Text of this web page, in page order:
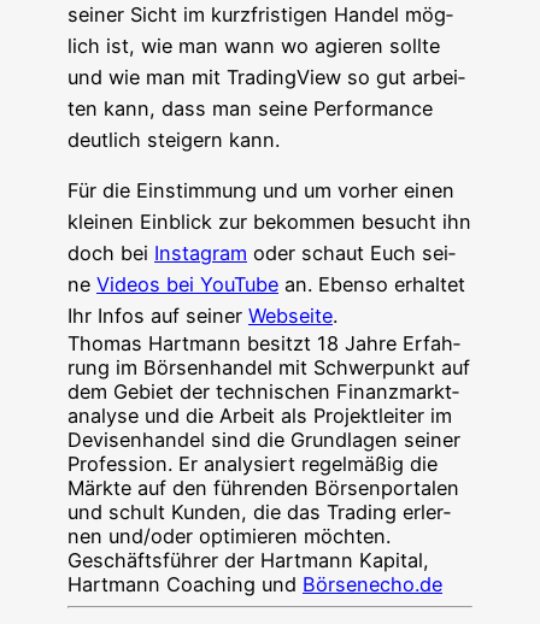
sei­ner Sicht im kurz­fris­ti­gen Han­del mög­
lich ist, wie man wann wo agie­ren soll­te
und wie man mit Tra­ding­View so gut arbei­
ten kann, dass man sei­ne Per­for­mance
deut­lich stei­gern kann.
Für die Ein­stim­mung und um vor­her einen
klei­nen Ein­blick zur bekom­men besucht ihn
doch bei Insta­gram oder schaut Euch sei­
ne Vide­os bei You­Tube an. Eben­so erhal­tet
Ihr Infos auf sei­ner Web­sei­te.
Tho­mas Hart­mann besitzt 18 Jah­re Erfah­
rung im Bör­sen­han­del mit Schwer­punkt auf
dem Gebiet der tech­ni­schen Finanz­markt­
ana­ly­se und die Arbeit als Pro­jekt­lei­ter im
Devi­sen­han­del sind die Grund­la­gen sei­ner
Pro­fes­si­on. Er ana­ly­siert regel­mä­ßig die
Märk­te auf den füh­ren­den Bör­sen­por­ta­len
und schult Kun­den, die das Tra­ding erler­
nen und/oder opti­mie­ren möch­ten.
Geschäfts­füh­rer der Hart­mann Kapi­tal,
Hart­mann Coa­ching und Börsenecho.de